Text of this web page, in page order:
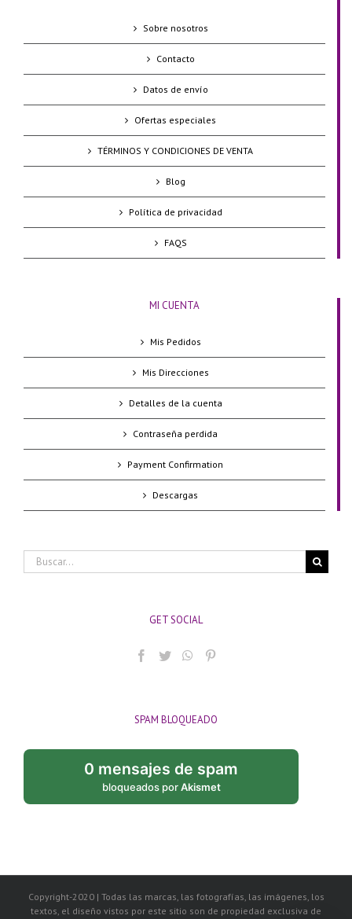
Sobre nosotros
Contacto
Datos de envío
Ofertas especiales
TÉRMINOS Y CONDICIONES DE VENTA
Blog
Política de privacidad
FAQS
MI CUENTA
Mis Pedidos
Mis Direcciones
Detalles de la cuenta
Contraseña perdida
Payment Confirmation
Descargas
Buscar:
GET SOCIAL
SPAM BLOQUEADO
0 mensajes de spam
bloqueados porAkismet
Copyright-2020 | Todas las marcas, las fotografías, las imágenes, los
textos, el diseño vistos por este sitio son de propiedad exclusiva de